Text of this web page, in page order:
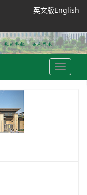
英文版English
Toggle
navigation